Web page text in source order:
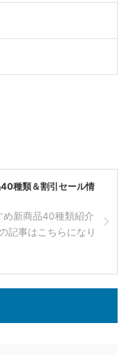
40種類＆割引セール情
め新商品40種類紹介
記事はこちらになり